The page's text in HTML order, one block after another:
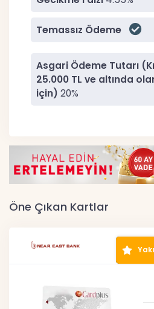
Temassız Ödeme
Asgari Ödeme Tutarı
25.000 TL ve altında
için) 20%
Öne Çıkan Kartlar